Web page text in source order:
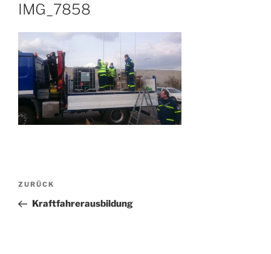
IMG_7858
Beitragsnavigation
Vorheriger
Beitrag
ZURÜCK
Kraftfahrerausbildung